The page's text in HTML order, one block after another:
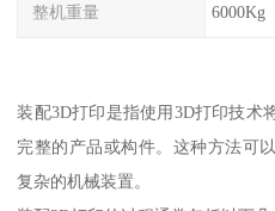
整机重量 6000Kg
装配3D打印是指使用3D打印技术
完整的产品或构件。这种方法可
复杂的机械装置。